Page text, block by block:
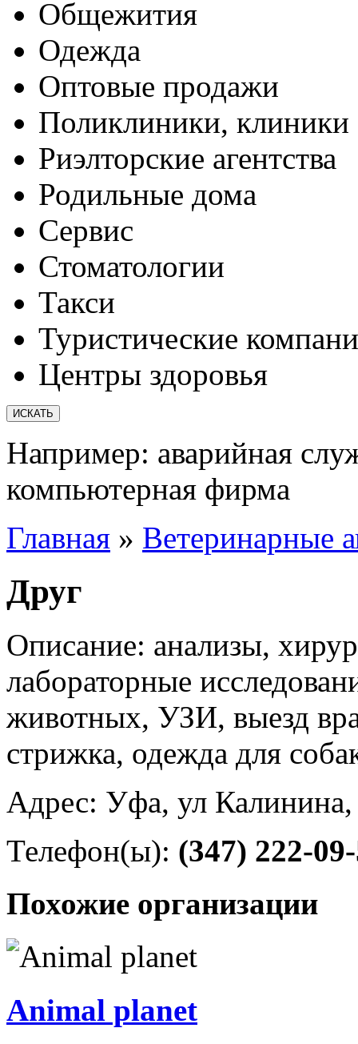
Общежития
Одежда
Оптовые продажи
Поликлиники, клиники
Риэлторские агентства
Родильные дома
Сервис
Стоматологии
Такси
Туристические
Центры здоровья
Например: аварийная
компьютерная фирма
Главная » Ветеринарные
Друг
Описание: анализы,
лабораторные
животных, УЗИ, выезд
стрижка, одежда для
Адрес: Уфа, ул
Телефон(ы): (347) 222-
Похожие организации
Animal planet